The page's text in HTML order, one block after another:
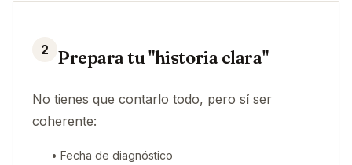
2 Prepara tu "historia clara"
No tienes que contarlo todo, pero sí ser
coherente:
• Fecha de diagnóstico